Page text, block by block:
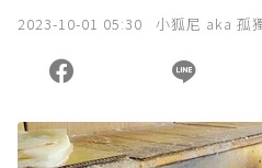
2023-10-01 05:30 小狐尼 aka 孤